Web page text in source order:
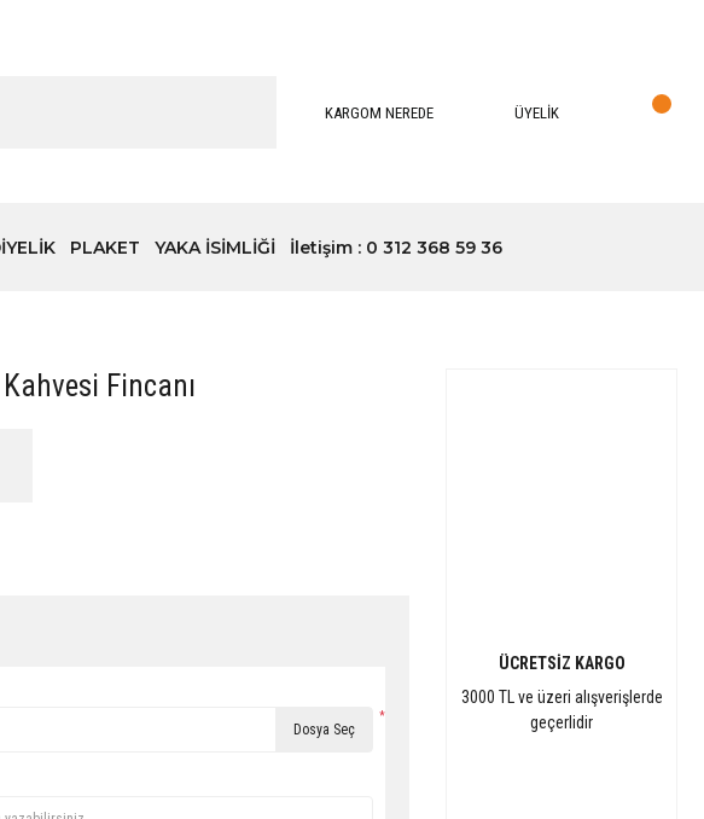
KARGOM NEREDE ÜYELİK
PLAKET YAKA İSİMLİĞİ İletişim : 0 312 368 59 36
Fincanı
Dosya Seç
*
ÜCRETSİZ KARGO
3000 TL ve üzeri alışverişlerde
geçerlidir